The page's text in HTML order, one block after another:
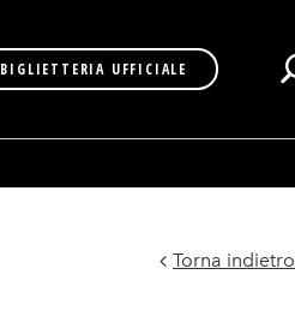
BIGLIETTERIA UFFICIALE
Torna indietro